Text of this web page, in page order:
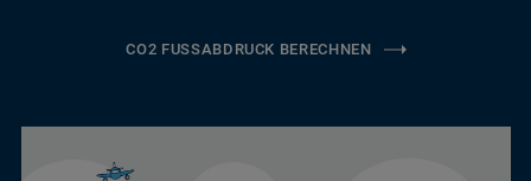
CO2 FUSSABDRUCK BERECHNEN